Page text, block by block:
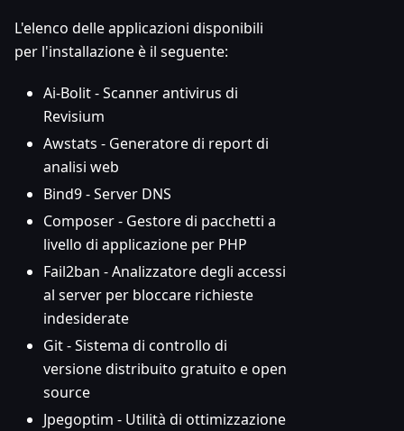
L'elenco delle applicazioni disponibili
per l'installazione è il seguente:
Ai-Bolit - Scanner antivirus di
Revisium
Awstats - Generatore di report di
analisi web
Bind9 - Server DNS
Composer - Gestore di pacchetti a
livello di applicazione per PHP
Fail2ban - Analizzatore degli accessi
al server per bloccare richieste
indesiderate
Git - Sistema di controllo di
versione distribuito gratuito e open
source
Jpegoptim - Utilità di ottimizzazione